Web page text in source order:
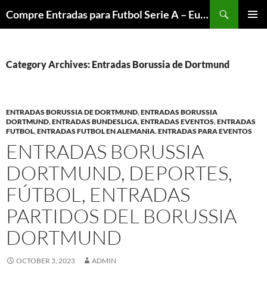
to
Compre Entradas para Futbol Serie A – Europa League – Premier League – Bundesliga
Category Archives: Entradas Borussia de Dortmund
ENTRADAS BORUSSIA DE DORTMUND,ENTRADAS BORUSSIA
DORTMUND,ENTRADAS BUNDESLIGA,ENTRADAS EVENTOS,ENTRADAS
FUTBOL,ENTRADAS FUTBOL EN ALEMANIA,ENTRADAS PARA EVENTOS
ENTRADAS BORUSSIA
DORTMUND, DEPORTES,
FÚTBOL, ENTRADAS
PARTIDOS DEL BORUSSIA
DORTMUND
OCTOBER 3, 2023 ADMIN